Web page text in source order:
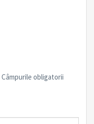
Câmpurile obligatorii